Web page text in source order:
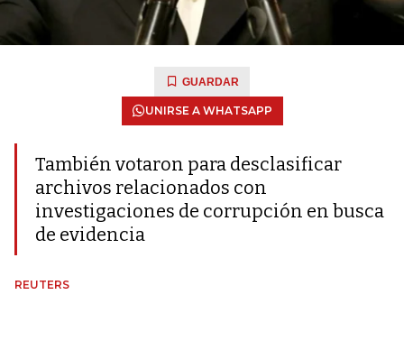
GUARDAR
UNIRSE A WHATSAPP
También votaron para desclasificar
archivos relacionados con
investigaciones de corrupción en busca
de evidencia
REUTERS